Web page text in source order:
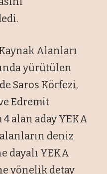
Alanları
yürütülen
Saros Körfezi,
Edremit
alan aday YEKA
deniz
dayalı YEKA
yönelik detay